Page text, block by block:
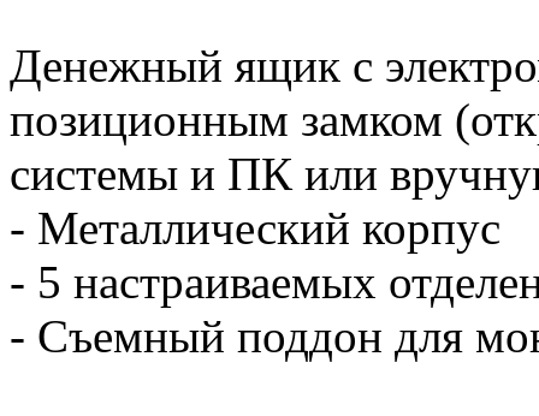
Денежный ящик с
позиционным замком
системы и ПК или
- Металлический корпус
- 5 настраиваемых
- Съемный поддон для